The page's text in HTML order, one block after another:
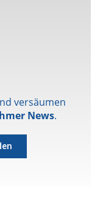
versäumen
News.